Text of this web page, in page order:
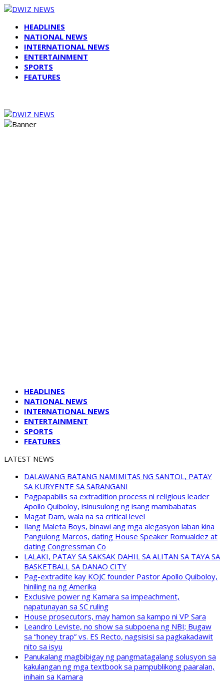
HEADLINES
NATIONAL NEWS
INTERNATIONAL NEWS
ENTERTAINMENT
SPORTS
FEATURES
HEADLINES
NATIONAL NEWS
INTERNATIONAL NEWS
ENTERTAINMENT
SPORTS
FEATURES
LATEST NEWS
DALAWANG BATANG NAMIMITAS NG SANTOL, PATAY
SA KURYENTE SA SARANGANI
Pagpapabilis sa extradition process ni religious leader
Apollo Quiboloy, isinusulong ng isang mambabatas
Magat Dam, wala na sa critical level
Ilang Maleta Boys, binawi ang mga alegasyon laban kina
Pangulong Marcos, dating House Speaker Romualdez at
dating Congressman Co
LALAKI, PATAY SA SAKSAK DAHIL SA ALITAN SA TAYA SA
BASKETBALL SA DANAO CITY
Pag-extradite kay KOJC founder Pastor Apollo Quiboloy,
hiniling na ng Amerika
Exclusive power ng Kamara sa impeachment,
napatunayan sa SC ruling
House prosecutors, may hamon sa kampo ni VP Sara
Leandro Leviste, no show sa subpoena ng NBI; Bugaw
sa “honey trap” vs. ES Recto, nagsisisi sa pagkakadawit
nito sa isyu
Panukalang magbibigay ng pangmatagalang solusyon sa
kakulangan ng mga textbook sa pampublikong paaralan,
inihain sa Kamara